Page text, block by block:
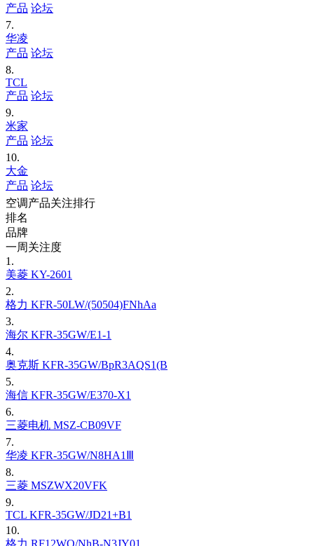
产品 论坛
7.
华凌
产品 论坛
8.
TCL
产品 论坛
9.
米家
产品 论坛
10.
大金
产品 论坛
空调产品关注排行
排名
品牌
一周关注度
1.
美菱 KY-2601
2.
格力 KFR-50LW/(50504)FNhAa
3.
海尔 KFR-35GW/E1-1
4.
奥克斯 KFR-35GW/BpR3AQS1(B
5.
海信 KFR-35GW/E370-X1
6.
三菱电机 MSZ-CB09VF
7.
华凌 KFR-35GW/N8HA1Ⅲ
8.
三菱 MSZWX20VFK
9.
TCL KFR-35GW/JD21+B1
10.
格力 RF12WQ/NhB-N3JY01